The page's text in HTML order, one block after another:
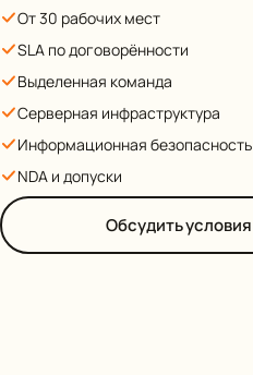
От 30 рабочих мест
SLA по договорённости
Выделенная команда
Серверная инфраструктура
Информационная безопасность
NDA и допуски
Обсудить условия